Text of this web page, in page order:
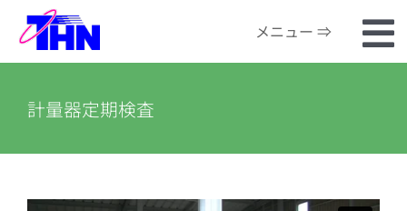
Skip
content
メニュー ⇒
河川カメラ
計量器定期検査